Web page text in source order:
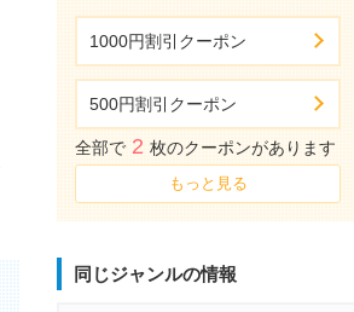
1000円割引クーポン
500円割引クーポン
全部で 2 枚のクーポンがあります
もっと見る
同じジャンルの情報